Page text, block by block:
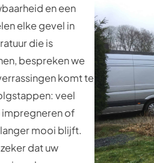
en een
elke gevel in
die is
bespreken we
komt te
veel
impregneren of
mooi blijft.
dat uw